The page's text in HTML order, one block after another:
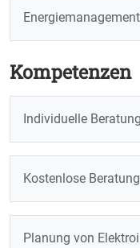
Energiemanagement
Kompetenzen
Individuelle Beratung
Kostenlose Beratung
Planung von